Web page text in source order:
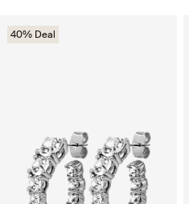
40% Deal